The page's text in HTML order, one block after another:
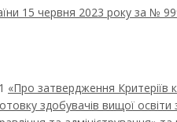
15 червня 2023 року за №
«Про затвердження Критеріїв
здобувачів вищої освіти